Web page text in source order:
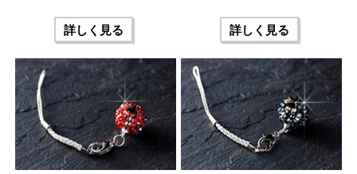
詳しく見る 詳しく見る